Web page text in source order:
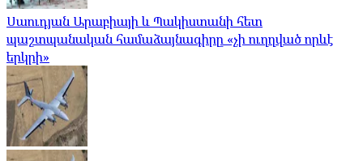
Սաուդյան Արաբիայի և Պակիստանի հետ
պաշտպանական համաձայնագիրը «չի ուղղված որևէ
երկրի»